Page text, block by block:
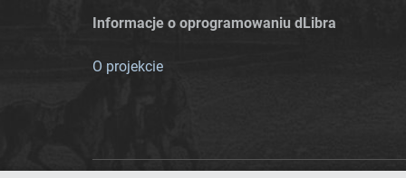
Informacje o oprogramowaniu dLibra
O projekcie